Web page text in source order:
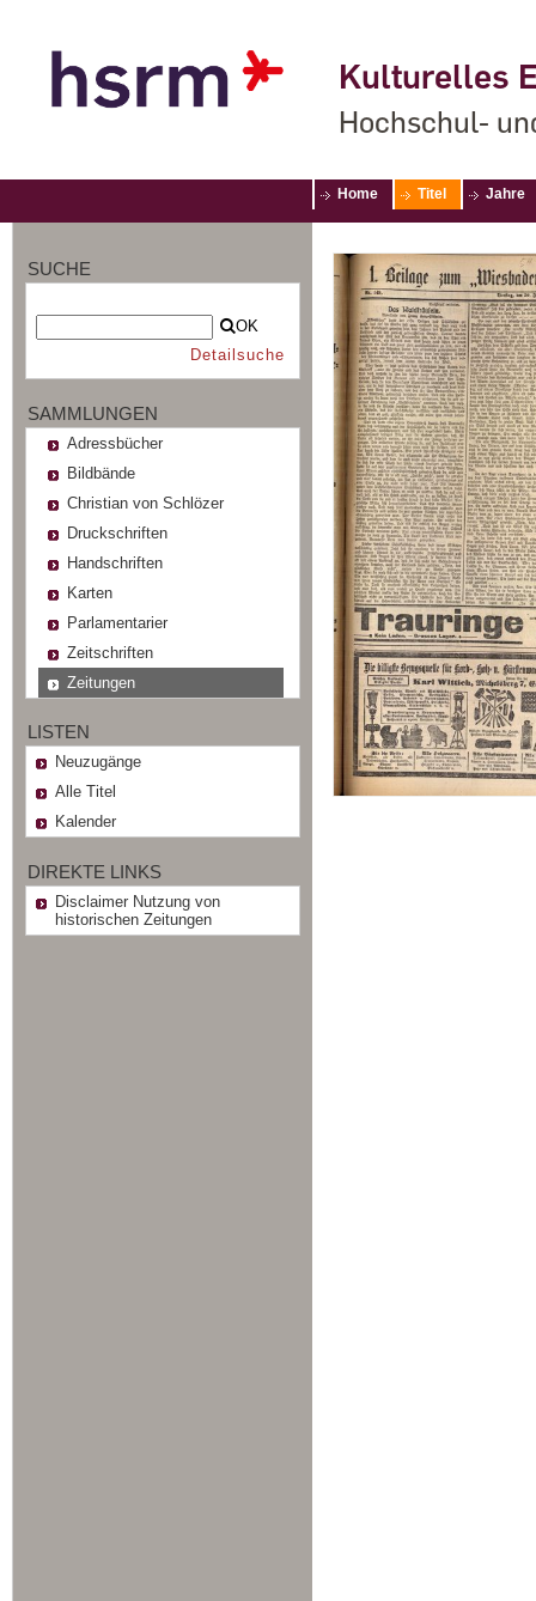
Kulturelles
Hochschul-
Home Titel Jahre
SUCHE
OK
Detailsuche
SAMMLUNGEN
Adressbücher
Bildbände
Christian von Schlözer
Druckschriften
Handschriften
Karten
Parlamentarier
Zeitschriften
Zeitungen
LISTEN
Neuzugänge
Alle Titel
Kalender
DIREKTE LINKS
Disclaimer Nutzung von
historischen Zeitungen